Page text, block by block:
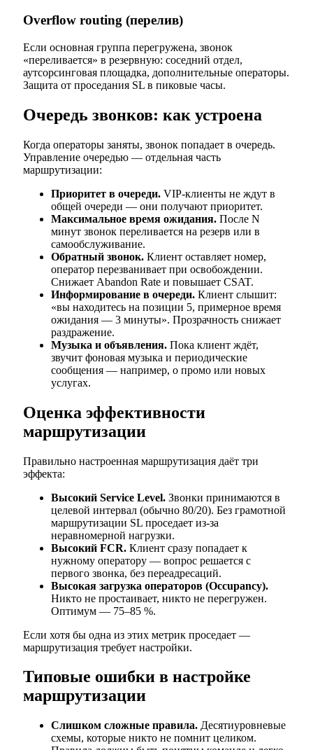
Overflow routing (перелив)
Если основная группа перегружена, звонок
«переливается» в резервную: соседний отдел,
аутсорсинговая площадка, дополнительные операторы.
Защита от проседания SL в пиковые часы.
Очередь звонков: как устроена
Когда операторы заняты, звонок попадает в очередь.
Управление очередью — отдельная часть
маршрутизации:
Приоритет в очереди. VIP-клиенты не ждут в
общей очереди — они получают приоритет.
Максимальное время ожидания. После N
минут звонок переливается на резерв или в
самообслуживание.
Обратный звонок. Клиент оставляет номер,
оператор перезванивает при освобождении.
Снижает Abandon Rate и повышает CSAT.
Информирование в очереди. Клиент слышит:
«вы находитесь на позиции 5, примерное время
ожидания — 3 минуты». Прозрачность снижает
раздражение.
Музыка и объявления. Пока клиент ждёт,
звучит фоновая музыка и периодические
сообщения — например, о промо или новых
услугах.
Оценка эффективности
маршрутизации
Правильно настроенная маршрутизация даёт три
эффекта:
Высокий Service Level. Звонки принимаются в
целевой интервал (обычно 80/20). Без грамотной
маршрутизации SL проседает из-за
неравномерной нагрузки.
Высокий FCR. Клиент сразу попадает к
нужному оператору — вопрос решается с
первого звонка, без переадресаций.
Высокая загрузка операторов (Occupancy).
Никто не простаивает, никто не перегружен.
Оптимум — 75–85 %.
Если хотя бы одна из этих метрик проседает —
маршрутизация требует настройки.
Типовые ошибки в настройке
маршрутизации
Слишком сложные правила. Десятиуровневые
схемы, которые никто не помнит целиком.